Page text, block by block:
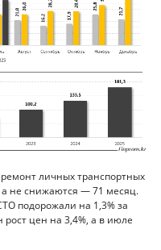
личных транспортных
а не снижаются — 71 месяц.
подорожали на 1,3% за
цен на 3,4%, а в июле